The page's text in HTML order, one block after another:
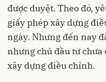
được duyệt. Theo đó,
giấy phép xây dựng
ngày. Nhưng đến nay
nhưng chủ đầu tư chưa
xây dựng điều chỉnh.